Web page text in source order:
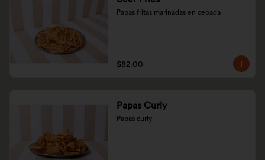
Papas fritas marinadas en cebada
$82.00
Papas Curly
Papas curly